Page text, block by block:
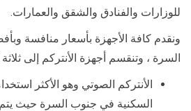
للوزارات والفنادق والشقق والعمارات.
ونقدم كافة الأجهزة بأسعار منافسة
السرة ، وتنقسم أجهزة الأنتركم إلى
الأنتركم الصوتي وهو الأكثر
السكنية في جنوب السرة حيث